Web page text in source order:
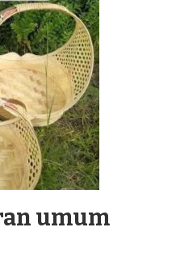
umum